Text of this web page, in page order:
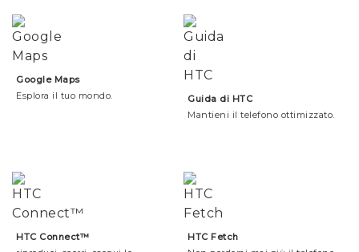
Google Maps
Esplora il tuo mondo.
Guida di HTC
Mantieni il telefono ottimizzato.
HTC Connect™
HTC Fetch